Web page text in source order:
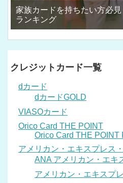
家族カードを持ちたい方必
ランキング
クレジットカード一覧
dカード
dカードGOLD
VIASOカード
Orico Card THE POINT
Orico Card THE POINT
アメリカン・エキスプレス
ANA アメリカン・エキ
アメリカン・エキスプ